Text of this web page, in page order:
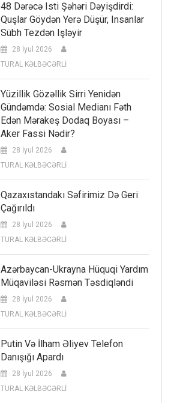
48 Dərəcə Isti Şəhəri Dəyişdirdi:
Quşlar Göydən Yerə Düşür, Insanlar
Sübh Tezdən Işləyir
28 İyul 2026
TURAL KƏLBƏCƏRLİ
Yüzillik Gözəllik Sirri Yenidən
Gündəmdə: Sosial Medianı Fəth
Edən Mərakeş Dodaq Boyası –
Aker Fassi Nədir?
28 İyul 2026
TURAL KƏLBƏCƏRLİ
Qazaxıstandakı Səfirimiz Də Geri
Çağırıldı
28 İyul 2026
TURAL KƏLBƏCƏRLİ
Azərbaycan-Ukrayna Hüquqi Yardım
Müqaviləsi Rəsmən Təsdiqləndi
28 İyul 2026
TURAL KƏLBƏCƏRLİ
Putin Və İlham Əliyev Telefon
Danışığı Apardı
28 İyul 2026
TURAL KƏLBƏCƏRLİ